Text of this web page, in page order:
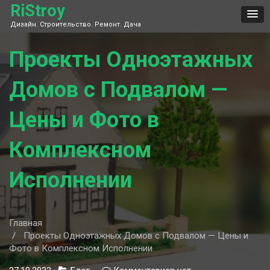
Skip
content
RiStroy
Дизайн. Строительство. Ремонт. Дача
Проекты Одноэтажных
Домов с Подвалом —
Цены и Фото в
Комплексном
Исполнении
Главная
Проекты Одноэтажных Домов с Подвалом — Цены и
Фото в Комплексном Исполнении